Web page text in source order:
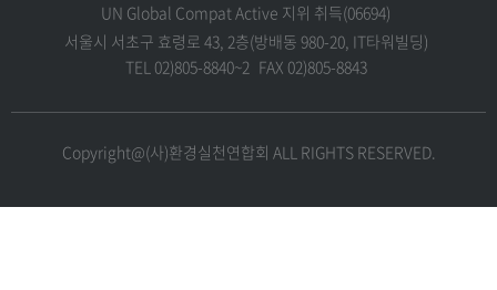
UN Global Compat Active 지위 취득(06694)
서울시 서초구 효령로 43, 2층(방배동 980-20, IT타워빌딩)
TEL 02)805-8840~2 FAX 02)805-8843
Copyright@(사)환경실천연합회 ALL RIGHTS RESERVED.